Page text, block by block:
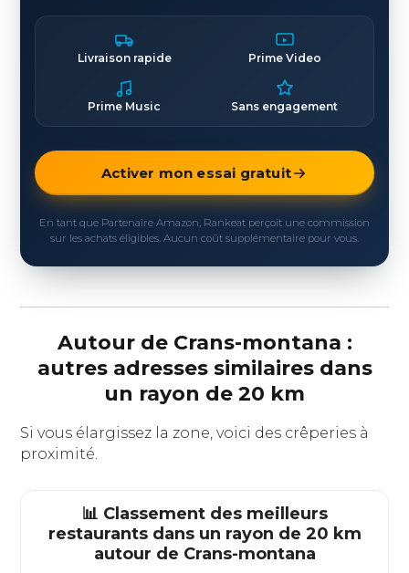
Livraison rapide Prime Video
Prime Music Sans engagement
Activer mon essai gratuit
En tant que Partenaire Amazon, Rankeat perçoit une commission
sur les achats éligibles. Aucun coût supplémentaire pour vous.
Autour de Crans-montana :
autres adresses similaires dans
un rayon de 20 km
Si vous élargissez la zone, voici des crêperies à
proximité.
📊 Classement des meilleurs
restaurants dans un rayon de 20 km
autour de Crans-montana